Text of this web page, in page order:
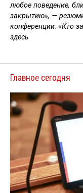
любое поведение,
закрытию», —
конференции: «Кто
здесь
Главное сегодня